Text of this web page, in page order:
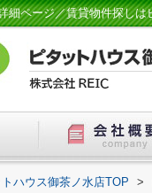
細ページ／賃貸物件探し
ハウス御茶ノ水店TOP >